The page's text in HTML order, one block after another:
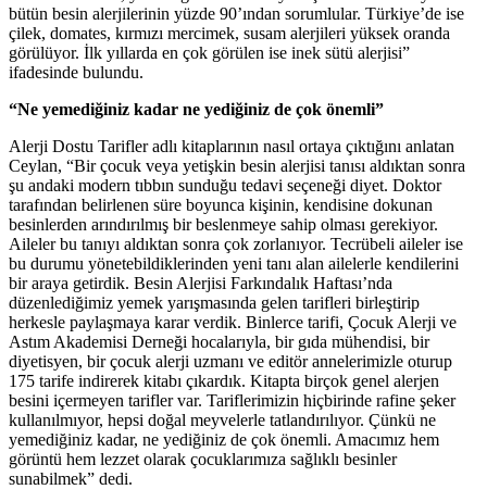
bütün besin alerjilerinin yüzde 90’ından sorumlular. Türkiye’de ise
çilek, domates, kırmızı mercimek, susam alerjileri yüksek oranda
görülüyor. İlk yıllarda en çok görülen ise inek sütü alerjisi”
ifadesinde bulundu.
“Ne yemediğiniz kadar ne yediğiniz de çok önemli”
Alerji Dostu Tarifler adlı kitaplarının nasıl ortaya çıktığını anlatan
Ceylan, “Bir çocuk veya yetişkin besin alerjisi tanısı aldıktan sonra
şu andaki modern tıbbın sunduğu tedavi seçeneği diyet. Doktor
tarafından belirlenen süre boyunca kişinin, kendisine dokunan
besinlerden arındırılmış bir beslenmeye sahip olması gerekiyor.
Aileler bu tanıyı aldıktan sonra çok zorlanıyor. Tecrübeli aileler ise
bu durumu yönetebildiklerinden yeni tanı alan ailelerle kendilerini
bir araya getirdik. Besin Alerjisi Farkındalık Haftası’nda
düzenlediğimiz yemek yarışmasında gelen tarifleri birleştirip
herkesle paylaşmaya karar verdik. Binlerce tarifi, Çocuk Alerji ve
Astım Akademisi Derneği hocalarıyla, bir gıda mühendisi, bir
diyetisyen, bir çocuk alerji uzmanı ve editör annelerimizle oturup
175 tarife indirerek kitabı çıkardık. Kitapta birçok genel alerjen
besini içermeyen tarifler var. Tariflerimizin hiçbirinde rafine şeker
kullanılmıyor, hepsi doğal meyvelerle tatlandırılıyor. Çünkü ne
yemediğiniz kadar, ne yediğiniz de çok önemli. Amacımız hem
görüntü hem lezzet olarak çocuklarımıza sağlıklı besinler
sunabilmek” dedi.